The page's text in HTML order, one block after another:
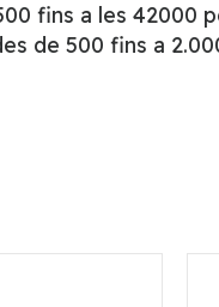
fins a les 42000
de 500 fins a